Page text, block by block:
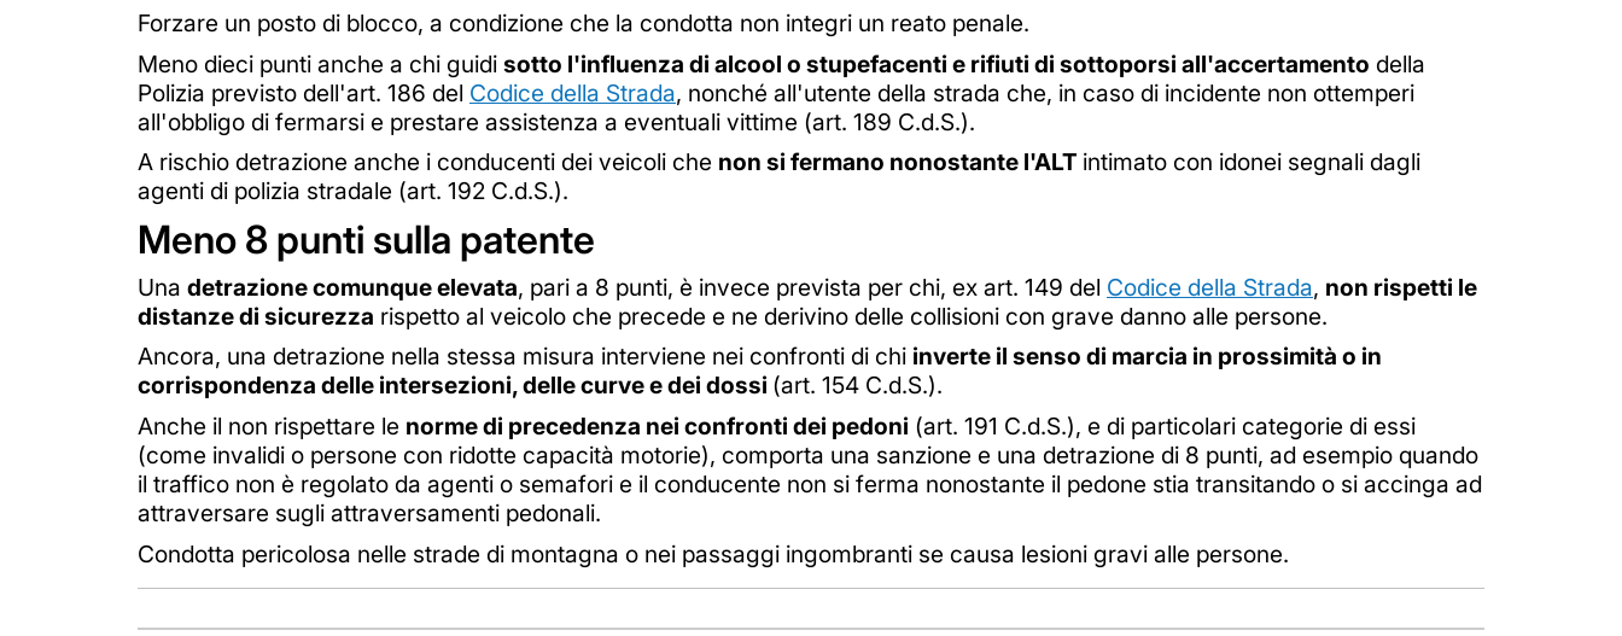
Forzare un posto di blocco, a condizione che la condotta non integri un reato penale.
Meno dieci punti anche a chi guidi sotto l'influenza di alcool o stupefacenti e rifiuti di sottoporsi all'accertamento della
Polizia previsto dell'art. 186 del Codice della Strada, nonché all'utente della strada che, in caso di incidente non ottemperi
all'obbligo di fermarsi e prestare assistenza a eventuali vittime (art. 189 C.d.S.).
A rischio detrazione anche i conducenti dei veicoli che non si fermano nonostante l'ALT intimato con idonei segnali dagli
agenti di polizia stradale (art. 192 C.d.S.).
Meno 8 punti sulla patente
Una detrazione comunque elevata, pari a 8 punti, è invece prevista per chi, ex art. 149 del Codice della Strada, non rispetti le
distanze di sicurezza rispetto al veicolo che precede e ne derivino delle collisioni con grave danno alle persone.
Ancora, una detrazione nella stessa misura interviene nei confronti di chi inverte il senso di marcia in prossimità o in
corrispondenza delle intersezioni, delle curve e dei dossi (art. 154 C.d.S.).
Anche il non rispettare le norme di precedenza nei confronti dei pedoni (art. 191 C.d.S.), e di particolari categorie di essi
(come invalidi o persone con ridotte capacità motorie), comporta una sanzione e una detrazione di 8 punti, ad esempio quando
il traffico non è regolato da agenti o semafori e il conducente non si ferma nonostante il pedone stia transitando o si accinga ad
attraversare sugli attraversamenti pedonali.
Condotta pericolosa nelle strade di montagna o nei passaggi ingombranti se causa lesioni gravi alle persone.